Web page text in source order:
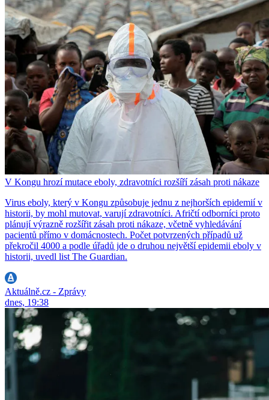
V Kongu hrozí mutace eboly, zdravotníci rozšíří zásah proti nákaze
Virus eboly, který v Kongu způsobuje jednu z nejhorších epidemií v
historii, by mohl mutovat, varují zdravotníci. Afričtí odborníci proto
plánují výrazně rozšířit zásah proti nákaze, včetně vyhledávání
pacientů přímo v domácnostech. Počet potvrzených případů už
překročil 4000 a podle úřadů jde o druhou největší epidemii eboly v
historii, uvedl list The Guardian.
Aktuálně.cz - Zprávy
dnes, 19:38